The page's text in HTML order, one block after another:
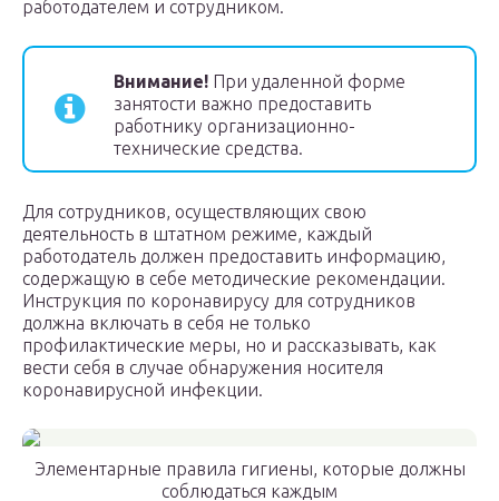
работодателем и сотрудником.
Внимание! При удаленной форме
занятости важно предоставить
работнику организационно-
технические средства.
Для сотрудников, осуществляющих свою
деятельность в штатном режиме, каждый
работодатель должен предоставить информацию,
содержащую в себе методические рекомендации.
Инструкция по коронавирусу для сотрудников
должна включать в себя не только
профилактические меры, но и рассказывать, как
вести себя в случае обнаружения носителя
коронавирусной инфекции.
Элементарные правила гигиены, которые должны
соблюдаться каждым